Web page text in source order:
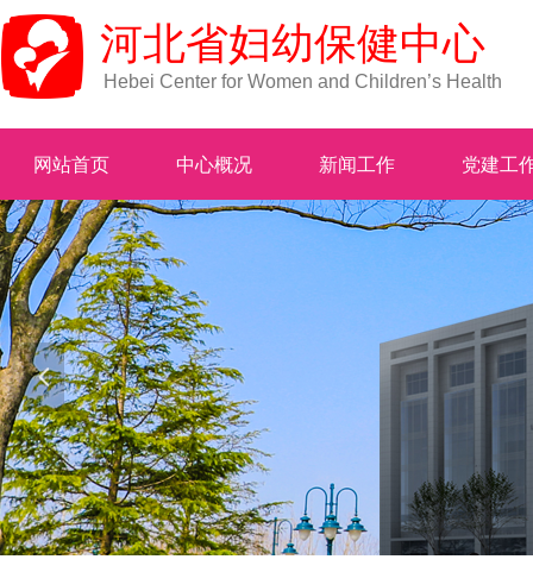
Hebei Center for Women and Children’s Health
河北省妇幼保健中心
넳
网站首页 中心概况 新闻工作 党建工